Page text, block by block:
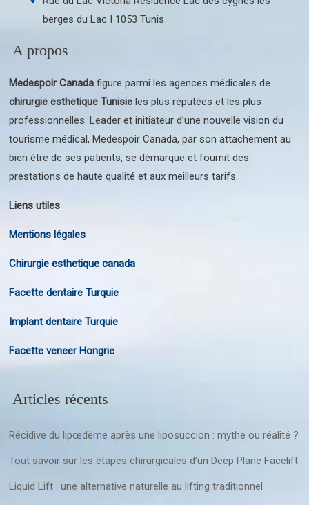
berges du Lac I 1053 Tunis
A propos
Medespoir Canada figure parmi les agences médicales de
chirurgie esthetique Tunisie les plus réputées et les plus
professionnelles. Leader et initiateur d’une nouvelle vision du
tourisme médical, Medespoir Canada, par son attachement au
bien être de ses patients, se démarque et fournit des
prestations de haute qualité et aux meilleurs tarifs.
Liens utiles
Mentions légales
Chirurgie esthetique canada
Facette dentaire Turquie
Implant dentaire Turquie
Facette veneer Hongrie
Articles récents
Récidive du lipœdème après une liposuccion : mythe ou réalité ?
Tout savoir sur les étapes chirurgicales d’un Deep Plane Facelift
Liquid Lift : une alternative naturelle au lifting traditionnel